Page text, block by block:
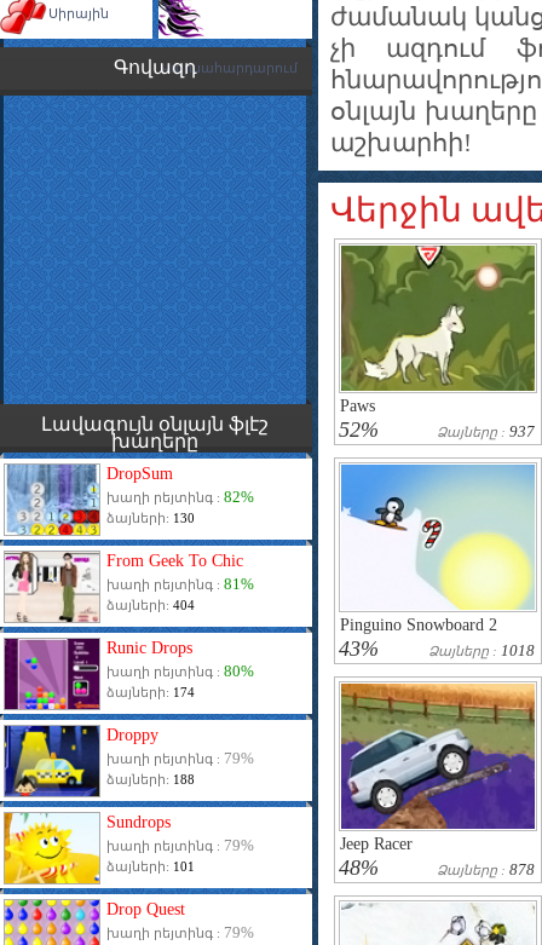
Խոհարարություն
Սիրային
Վարսահարդարում
Գովազդ
Լավագույն օնլայն ֆլէշ
խաղերը
DropSum
խաղի րեյտինգ : 82%
ձայների: 130
From Geek To Chic
խաղի րեյտինգ : 81%
ձայների: 404
Runic Drops
խաղի րեյտինգ : 80%
ձայների: 174
Droppy
խաղի րեյտինգ : 79%
ձայների: 188
Sundrops
խաղի րեյտինգ : 79%
ձայների: 101
Drop Quest
խաղի րեյտինգ : 79%
ժամանակ
չի ազդում
օնլայն
աշխարհի!
Վերջին
Paws
52% Ձայները : 937
Pinguino Snowboard 2
43% Ձայները : 1018
Jeep Racer
48% Ձայները : 878